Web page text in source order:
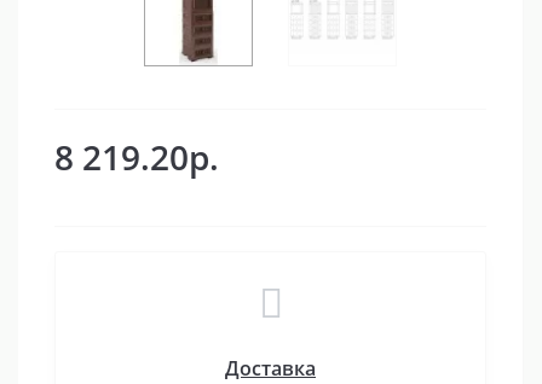
8 219.20р.
Доставка